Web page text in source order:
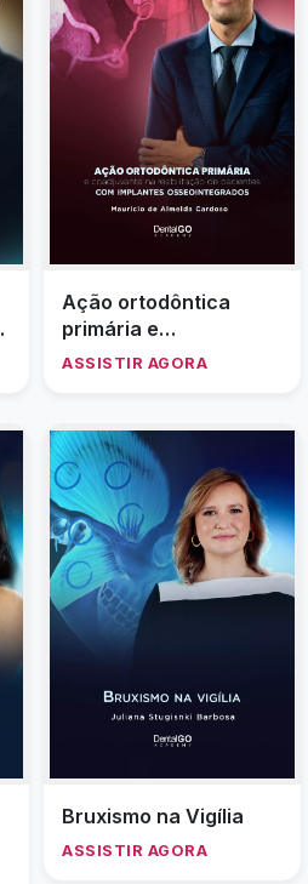
Ação ortodôntica
primária e
coadjuvante na
implantes
osseointegrados
ASSISTIR AGORA
Bruxismo na Vigília
ASSISTIR AGORA